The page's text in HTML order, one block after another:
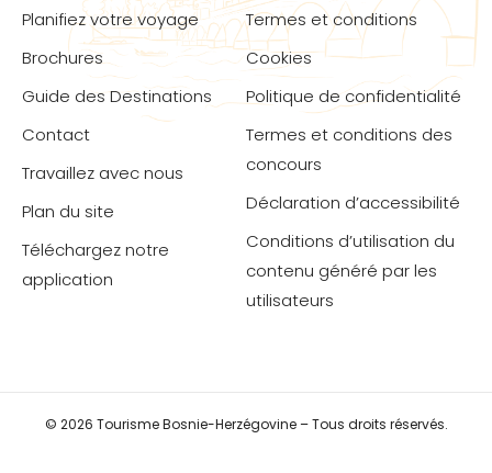
Planifiez votre voyage
Brochures
Guide des Destinations
Contact
Travaillez avec nous
Plan du site
Téléchargez notre
application
Termes et conditions
Cookies
Politique de confidentialité
Termes et conditions des
concours
Déclaration d’accessibilité
Conditions d’utilisation du
contenu généré par les
utilisateurs
© 2026 Tourisme Bosnie-Herzégovine – Tous droits réservés.